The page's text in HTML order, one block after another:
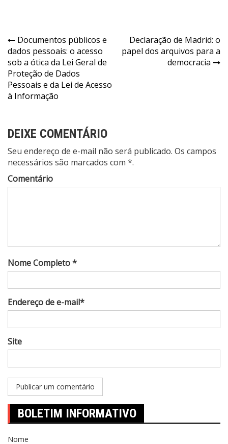
Navegação
de
Post
Documentos públicos e
dados pessoais: o acesso
sob a ótica da Lei Geral de
Proteção de Dados
Pessoais e da Lei de Acesso
à Informação
Declaração de Madrid: o
papel dos arquivos para a
democracia
DEIXE COMENTÁRIO
Seu endereço de e-mail não será publicado. Os campos
necessários são marcados com *.
Comentário
Nome Completo *
Endereço de e-mail*
Site
BOLETIM INFORMATIVO
Nome